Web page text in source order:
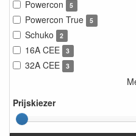
Powercon
5
Powercon True 5
Schuko 2
16A CEE 3
32A CEE 3
Prijskiezer